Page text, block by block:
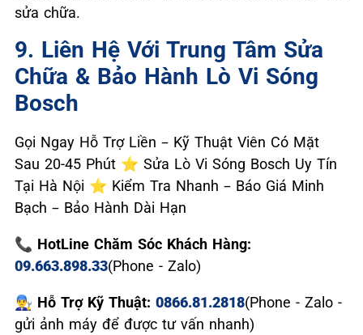
sửa chữa.
9. Liên Hệ Với Trung Tâm Sửa
Chữa & Bảo Hành Lò Vi Sóng
Bosch
Gọi Ngay Hỗ Trợ Liền – Kỹ Thuật Viên Có Mặt
Sau 20-45 Phút ⭐ Sửa Lò Vi Sóng Bosch Uy Tín
Tại Hà Nội ⭐ Kiểm Tra Nhanh – Báo Giá Minh
Bạch – Bảo Hành Dài Hạn
📞 HotLine Chăm Sóc Khách Hàng:
09.663.898.33(Phone - Zalo)
👨‍🔧 Hỗ Trợ Kỹ Thuật: 0866.81.2818(Phone - Zalo -
gửi ảnh máy để được tư vấn nhanh)